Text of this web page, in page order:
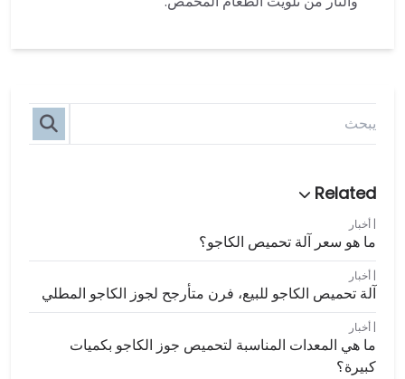
أخبار
ما هو سعر آلة تحميص الكاجو؟
أخبار
آلة تحميص الكاجو للبيع، فرن متأرجح لجوز الكاجو المطلي
أخبار
ما هي المعدات المناسبة لتحميص جوز الكاجو بكميات
كبيرة؟